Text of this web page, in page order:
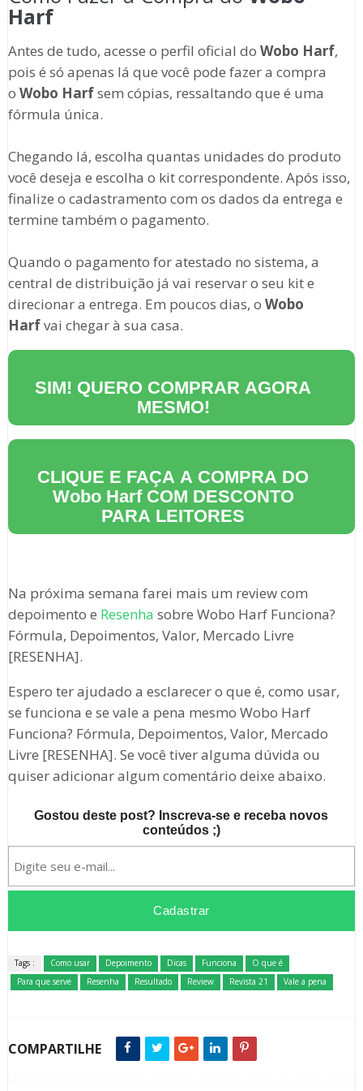
Harf
Antes de tudo, acesse o perfil oficial do Wobo Harf,
pois é só apenas lá que você pode fazer a compra
o Wobo Harfsem cópias, ressaltando que é uma
fórmula única.
Chegando lá, escolha quantas unidades do produto
você deseja e escolha o kit correspondente. Após isso,
finalize o cadastramento com os dados da entrega e
termine também o pagamento.
Quando o pagamento for atestado no sistema, a
central de distribuição já vai reservar o seu kit e
direcionar a entrega. Em poucos dias, o Wobo
Harfvai chegar à sua casa.
SIM! QUERO COMPRAR AGORA
MESMO!
CLIQUE E FAÇA A COMPRA DO
Wobo HarfCOM DESCONTO
PARA LEITORES
Na próxima semana farei mais um review com
depoimento e Resenha sobre Wobo Harf Funciona?
Fórmula, Depoimentos, Valor, Mercado Livre
[RESENHA].
Espero ter ajudado a esclarecer o que é, como usar,
se funciona e se vale a pena mesmo Wobo Harf
Funciona? Fórmula, Depoimentos, Valor, Mercado
Livre [RESENHA]. Se você tiver alguma dúvida ou
quiser adicionar algum comentário deixe abaixo.
Gostou deste post? Inscreva-se e receba novos
conteúdos ;)
Tags : Como usar Depoimento Dicas Funciona
O que é
Para que serve
Resenha Resultado Review Revista 21 Vale a pena
COMPARTILHE